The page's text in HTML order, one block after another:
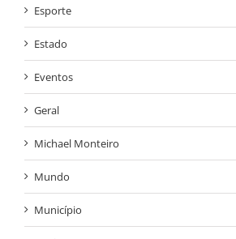
Esporte
Estado
Eventos
Geral
Michael Monteiro
Mundo
Município